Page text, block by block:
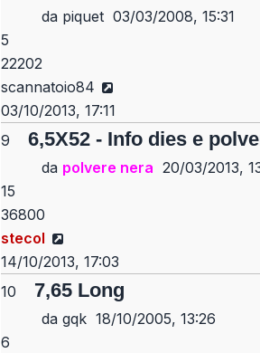
da piquet 03/03/2008, 15:31
5
22202
scannatoio84
03/10/2013, 17:11
9 6,5X52 - Info dies e
da polvere nera 20/03/2013,
15
36800
stecol
14/10/2013, 17:03
10 7,65 Long
da gqk 18/10/2005, 13:26
6